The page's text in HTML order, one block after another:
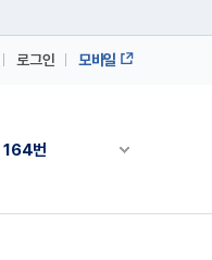
로그인 모바일
채널안내 펼쳐
164번
164번